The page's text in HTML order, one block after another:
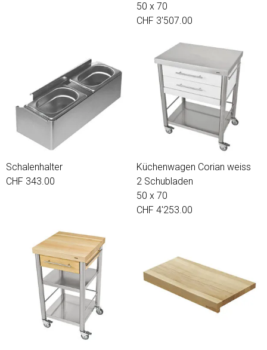
50 x 70
CHF 3'507.00
Schalenhalter
CHF 343.00
Küchenwagen Corian weiss
2 Schubladen
50 x 70
CHF 4'253.00